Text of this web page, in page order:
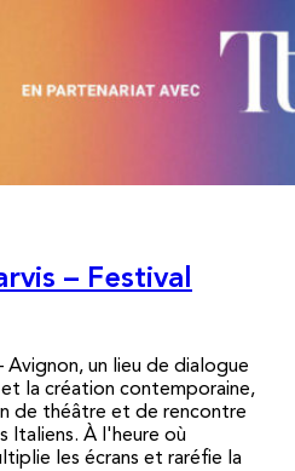
– Festival
Avignon, un lieu de dialogue
la création contemporaine,
de théâtre et de rencontre
Italiens. À l'heure où
les écrans et raréfie la